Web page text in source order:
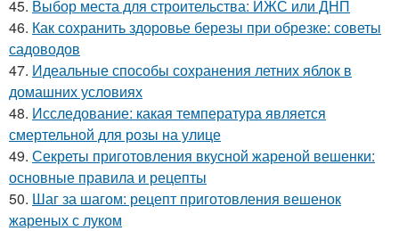
45. Выбор места для строительства: ИЖС или ДНП
46. Как сохранить здоровье березы при обрезке: советы
садоводов
47. Идеальные способы сохранения летних яблок в
домашних условиях
48. Исследование: какая температура является
смертельной для розы на улице
49. Секреты приготовления вкусной жареной вешенки:
основные правила и рецепты
50. Шаг за шагом: рецепт приготовления вешенок
жареных с луком